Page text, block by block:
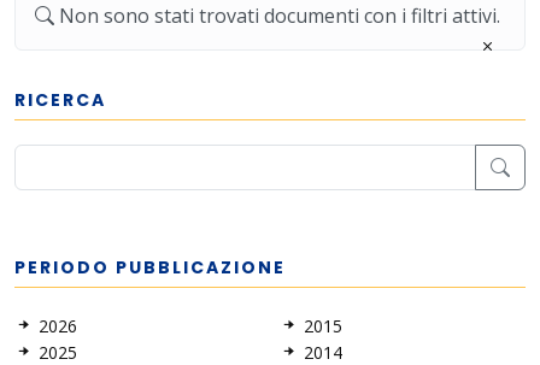
Non sono stati trovati documenti con i filtri attivi.
RICERCA
PERIODO PUBBLICAZIONE
2026
2025
2015
2014